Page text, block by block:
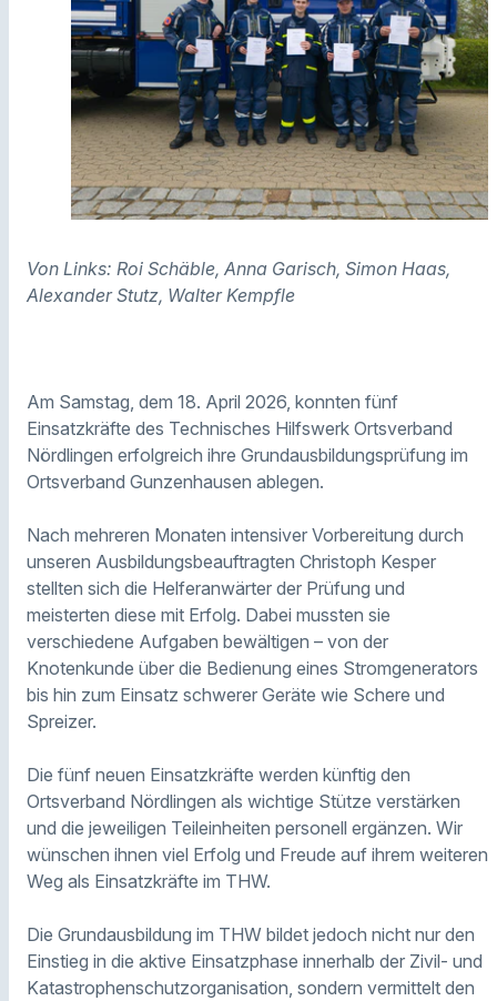
Von Links: Roi Schäble, Anna Garisch, Simon Haas,
Alexander Stutz, Walter Kempfle
Am Samstag, dem 18. April 2026, konnten fünf
Einsatzkräfte des Technisches Hilfswerk Ortsverband
Nördlingen erfolgreich ihre Grundausbildungsprüfung im
Ortsverband Gunzenhausen ablegen.
Nach mehreren Monaten intensiver Vorbereitung durch
unseren Ausbildungsbeauftragten Christoph Kesper
stellten sich die Helferanwärter der Prüfung und
meisterten diese mit Erfolg. Dabei mussten sie
verschiedene Aufgaben bewältigen – von der
Knotenkunde über die Bedienung eines Stromgenerators
bis hin zum Einsatz schwerer Geräte wie Schere und
Spreizer.
Die fünf neuen Einsatzkräfte werden künftig den
Ortsverband Nördlingen als wichtige Stütze verstärken
und die jeweiligen Teileinheiten personell ergänzen. Wir
wünschen ihnen viel Erfolg und Freude auf ihrem weiteren
Weg als Einsatzkräfte im THW.
Die Grundausbildung im THW bildet jedoch nicht nur den
Einstieg in die aktive Einsatzphase innerhalb der Zivil- und
Katastrophenschutzorganisation, sondern vermittelt den